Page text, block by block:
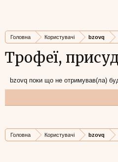
Головна Користувачі bzovq
Трофеї,
bzovq поки що не отримував(ла)
Головна Користувачі bzovq